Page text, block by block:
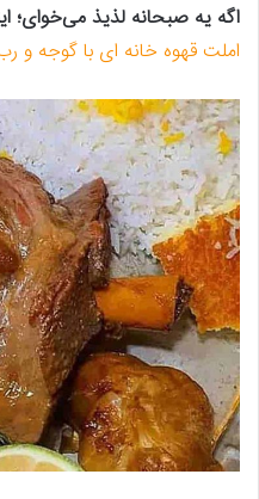
اگه یه صبحانه لذیذ می‌خوای؛
املت قهوه خانه ای با گوجه و